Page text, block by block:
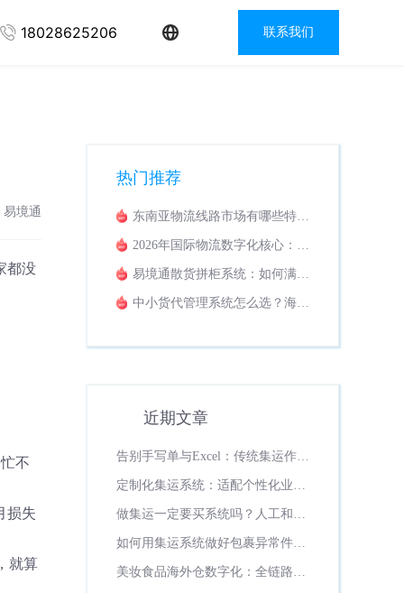
18028625206 联系我们
境通
都没
不
损失
就算
热门推荐
东南亚物流线路市场有哪些特
系统推荐
2026年国际物流数字化核心：货
易境通散货拼柜系统：如何满足
中小货代管理系统怎么选？海陆
近期文章
告别手写单与Excel：传统集运作坊
定制化集运系统：适配个性化业
做集运一定要买系统吗？人工和系
如何用集运系统做好包裹异常件管
美妆食品海外仓数字化：全链路保